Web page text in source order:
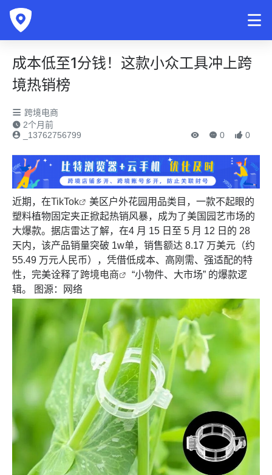
成本低至1分钱！这款小众工具冲上跨
境热销榜
跨境电商
2个月前
_13762756799
0 0
近期，在TikTok
美区户外花园用品类目，一款不起眼的
塑料植物固定夹正掀起热销风暴，成为了美国园艺市场的
大爆款。据店雷达 了解，在4 月 15 日至 5 月 12 日的 28
天内，该产品销量突破 1w单，销售额达 8.17 万美元（约
55.49 万元人民币），凭借低成本、高刚需、强适配的特
性，完美诠释了 跨境电商
“小物件、大市场” 的爆款逻
辑。 图源：网络